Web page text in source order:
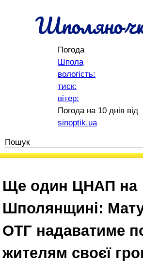
Погода
Шпола
вологість:
тиск:
вітер:
Погода на 10 днів від
sinoptik.ua
Ще один ЦНАП на
Шполянщині:
ОТГ надаватиме
жителям своєї